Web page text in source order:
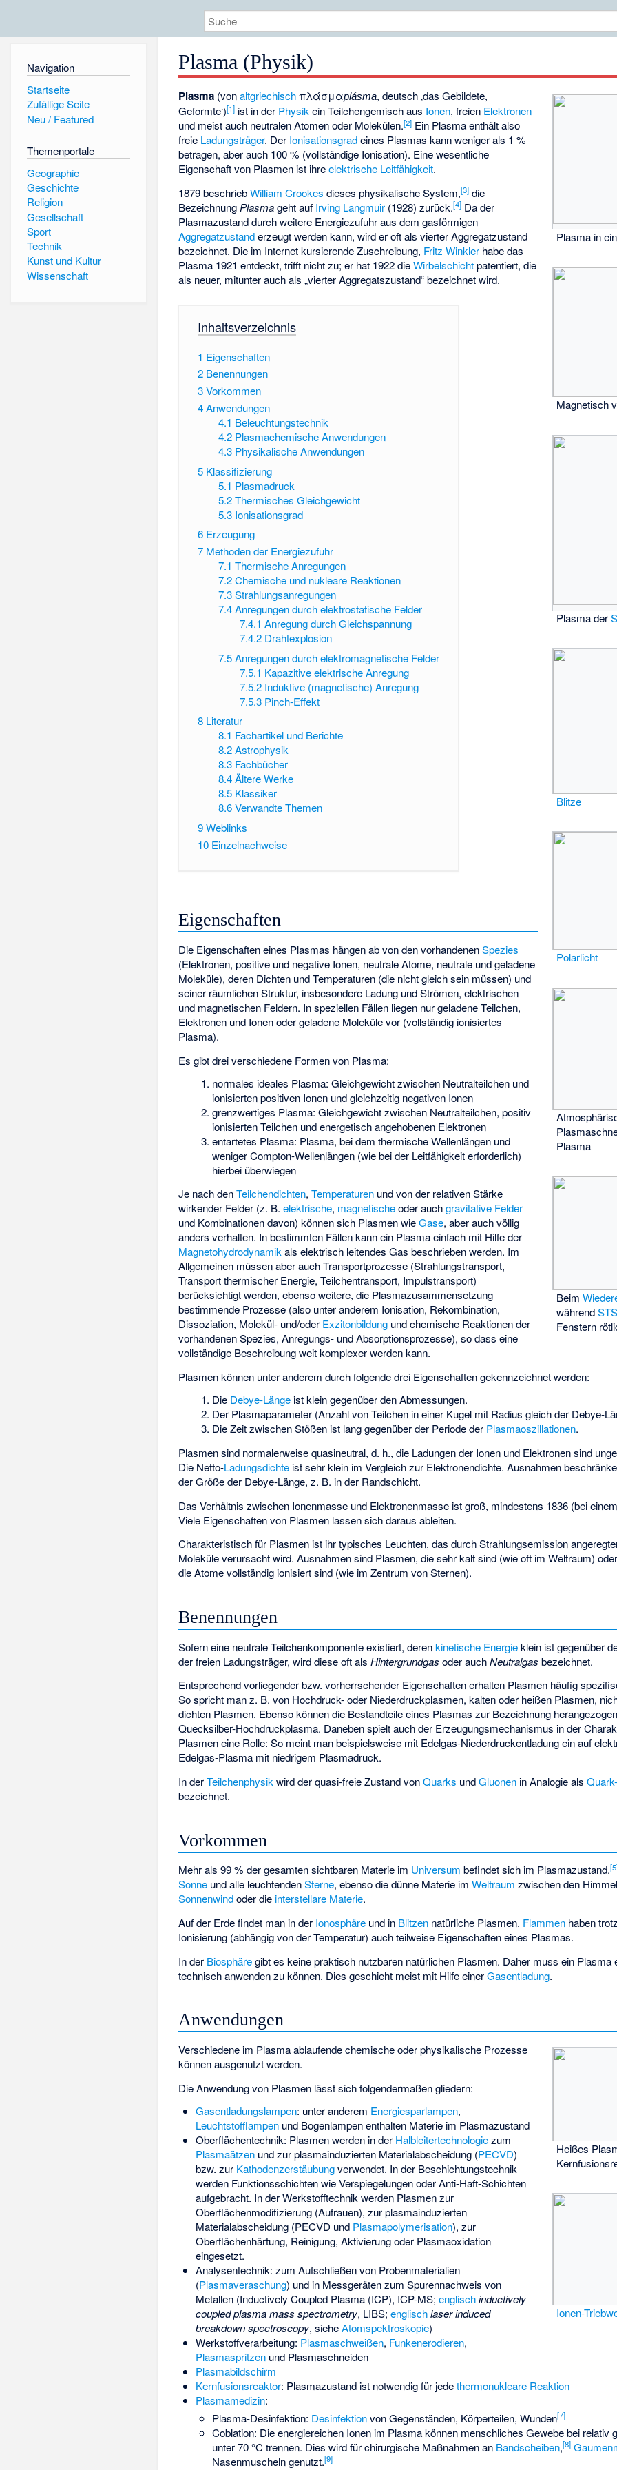
Navigation
Startseite
Zufällige Seite
Neu / Featured
Themenportale
Geographie
Geschichte
Religion
Gesellschaft
Sport
Technik
Kunst und Kultur
Wissenschaft
Plasma (Physik)
Plasma in
Magnetisch
Plasma der
Blitze
Polarlicht
Plasma
Beim
während
Fenstern
Plasma (vonaltgriechisch πλάσμαplásma, deutsch ‚das Gebildete,
Geformte‘)[1] ist in der Physikein Teilchengemisch aus Ionen, freien Elektronen
und meist auch neutralen Atomen oder Molekülen.[2] Ein Plasma enthält also
freie Ladungsträger. Der Ionisationsgradeines Plasmas kann weniger als 1 %
betragen, aber auch 100 % (vollständige Ionisation). Eine wesentliche
Eigenschaft von Plasmen ist ihreelektrische Leitfähigkeit.
1879 beschriebWilliam Crookes dieses physikalische System,[3] die
Bezeichnung Plasmageht auf Irving Langmuir (1928) zurück.[4] Da der
Plasmazustand durch weitere Energiezufuhr aus dem gasförmigen
Aggregatzustanderzeugt werden kann, wird er oft als vierter Aggregatzustand
bezeichnet. Die im Internet kursierende Zuschreibung, Fritz Winkler habe das
Plasma 1921 entdeckt, trifft nicht zu; er hat 1922 dieWirbelschichtpatentiert, die
als neuer, mitunter auch als „vierter Aggregatszustand“ bezeichnet wird.
Inhaltsverzeichnis
1 Eigenschaften
2 Benennungen
3Vorkommen
4Anwendungen
4.1 Beleuchtungstechnik
4.2 Plasmachemische Anwendungen
4.3 Physikalische Anwendungen
5 Klassifizierung
5.1 Plasmadruck
5.2 Thermisches Gleichgewicht
5.3 Ionisationsgrad
6 Erzeugung
7 Methoden der Energiezufuhr
7.1 Thermische Anregungen
7.2 Chemische und nukleare Reaktionen
7.3 Strahlungsanregungen
7.4 Anregungen durch elektrostatische Felder
7.4.1 Anregung durch Gleichspannung
7.4.2 Drahtexplosion
7.5 Anregungen durch elektromagnetische Felder
7.5.1 Kapazitive elektrische Anregung
7.5.2 Induktive (magnetische) Anregung
7.5.3 Pinch-Effekt
8 Literatur
8.1 Fachartikel und Berichte
8.2 Astrophysik
8.3 Fachbücher
8.4 Ältere Werke
8.5 Klassiker
8.6 Verwandte Themen
9Weblinks
10 Einzelnachweise
Eigenschaften
Die Eigenschaften eines Plasmas hängen ab von den vorhandenenSpezies
(Elektronen, positive und negative Ionen, neutrale Atome, neutrale und geladene
Moleküle), deren Dichten und Temperaturen (die nicht gleich sein müssen) und
seiner räumlichen Struktur, insbesondere Ladung und Strömen, elektrischen
und magnetischen Feldern. In speziellen Fällen liegen nur geladene Teilchen,
Elektronen und Ionen oder geladene Moleküle vor (vollständig ionisiertes
Plasma).
Es gibt drei verschiedene Formen von Plasma:
normales ideales Plasma: Gleichgewicht zwischen Neutralteilchen und
ionisierten positiven Ionen und gleichzeitig negativen Ionen
grenzwertiges Plasma: Gleichgewicht zwischen Neutralteilchen, positiv
ionisierten Teilchen und energetisch angehobenen Elektronen
entartetes Plasma: Plasma, bei dem thermische Wellenlängen und
weniger Compton-Wellenlängen (wie bei der Leitfähigkeit erforderlich)
hierbei überwiegen
Je nach denTeilchendichten,Temperaturen und von der relativen Stärke
wirkender Felder (z. B.elektrische, magnetischeoder auchgravitative Felder
und Kombinationen davon) können sich Plasmen wieGase, aber auch völlig
anders verhalten. In bestimmten Fällen kann ein Plasma einfach mit Hilfe der
Magnetohydrodynamikals elektrisch leitendes Gas beschrieben werden. Im
Allgemeinen müssen aber auch Transportprozesse (Strahlungstransport,
Transport thermischer Energie, Teilchentransport, Impulstransport)
berücksichtigt werden, ebenso weitere, die Plasmazusammensetzung
bestimmende Prozesse (also unter anderem Ionisation, Rekombination,
Dissoziation, Molekül- und/oder Exzitonbildung und chemische Reaktionen der
vorhandenen Spezies, Anregungs- und Absorptionsprozesse), so dass eine
vollständige Beschreibung weit komplexer werden kann.
Plasmen können unter anderem durch folgende drei Eigenschaften gekennzeichnet werden:
Die Debye-Länge ist klein gegenüber den Abmessungen.
Der Plasmaparameter (Anzahl von Teilchen in einer Kugel mit Radius gleich der Debye-
Die Zeit zwischen Stößen ist lang gegenüber der Periode der Plasmaoszillationen.
Plasmen sind normalerweise quasineutral, d. h., die Ladungen der Ionen und Elektronen sind
Die Netto-Ladungsdichte ist sehr klein im Vergleich zur Elektronendichte. Ausnahmen
der Größe der Debye-Länge, z. B. in der Randschicht.
Das Verhältnis zwischen Ionenmasse und Elektronenmasse ist groß, mindestens 1836 (bei
Viele Eigenschaften von Plasmen lassen sich daraus ableiten.
Charakteristisch für Plasmen ist ihr typisches Leuchten, das durch Strahlungsemission
Moleküle verursacht wird. Ausnahmen sind Plasmen, die sehr kalt sind (wie oft im Weltraum)
die Atome vollständig ionisiert sind (wie im Zentrum von Sternen).
Benennungen
Sofern eine neutrale Teilchenkomponente existiert, derenkinetische Energieklein ist gegenüber
der freien Ladungsträger, wird diese oft alsHintergrundgas oder auchNeutralgas bezeichnet.
Entsprechend vorliegender bzw. vorherrschender Eigenschaften erhalten Plasmen häufig
So spricht man z. B. von Hochdruck- oder Niederdruckplasmen, kalten oder heißen Plasmen,
dichten Plasmen. Ebenso können die Bestandteile eines Plasmas zur Bezeichnung
Quecksilber-Hochdruckplasma. Daneben spielt auch der Erzeugungsmechanismus in der
Plasmen eine Rolle: So meint man beispielsweise mit Edelgas-Niederdruckentladung ein auf
Edelgas-Plasma mit niedrigem Plasmadruck.
In derTeilchenphysik wird der quasi-freie Zustand vonQuarks undGluonen in Analogie als
bezeichnet.
Vorkommen
Mehr als 99 % der gesamten sichtbaren Materie im Universum befindet sich im Plasmazustand.[5
Sonne und alle leuchtendenSterne, ebenso die dünne Materie imWeltraum zwischen den
Sonnenwindoder die interstellare Materie.
Auf der Erde findet man in der Ionosphäre und in Blitzen natürliche Plasmen. Flammen haben
Ionisierung (abhängig von der Temperatur) auch teilweise Eigenschaften eines Plasmas.
In der Biosphäregibt es keine praktisch nutzbaren natürlichen Plasmen. Daher muss ein Plasma
technisch anwenden zu können. Dies geschieht meist mit Hilfe einerGasentladung.
Anwendungen
Heißes
Ionen-
Verschiedene im Plasma ablaufende chemische oder physikalische Prozesse
können ausgenutzt werden.
Die Anwendung von Plasmen lässt sich folgendermaßen gliedern:
Gasentladungslampen: unter anderem Energiesparlampen,
Leuchtstofflampenund Bogenlampen enthalten Materie im Plasmazustand
Oberflächentechnik: Plasmen werden in der Halbleitertechnologiezum
Plasmaätzenund zur plasmainduzierten Materialabscheidung (PECVD)
bzw. zur Kathodenzerstäubungverwendet. In der Beschichtungstechnik
werden Funktionsschichten wie Verspiegelungen oder Anti-Haft-Schichten
aufgebracht. In der Werkstofftechnik werden Plasmen zur
Oberflächenmodifizierung (Aufrauen), zur plasmainduzierten
Materialabscheidung (PECVD und Plasmapolymerisation), zur
Oberflächenhärtung, Reinigung, Aktivierung oder Plasmaoxidation
eingesetzt.
Analysentechnik: zum Aufschließen von Probenmaterialien
(Plasmaveraschung) und in Messgeräten zum Spurennachweis von
Metallen (Inductively Coupled Plasma(ICP), ICP-MS; englisch inductively
coupled plasma mass spectrometry, LIBS; englisch laser induced
breakdown spectroscopy, sieheAtomspektroskopie)
Werkstoffverarbeitung: Plasmaschweißen, Funkenerodieren,
Plasmaspritzenund Plasmaschneiden
Plasmabildschirm
Kernfusionsreaktor: Plasmazustand ist notwendig für jedethermonukleare Reaktion
Plasmamedizin:
Plasma-Desinfektion: Desinfektionvon Gegenständen, Körperteilen, Wunden[7]
Coblation: Die energiereichen Ionen im Plasma können menschliches Gewebe bei relativ
unter 70 °C trennen. Dies wird für chirurgische Maßnahmen an Bandscheiben,[8]
Nasenmuscheln genutzt.[9]